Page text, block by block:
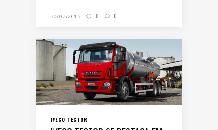
30/07/2015 0 0
IVECO TECTOR